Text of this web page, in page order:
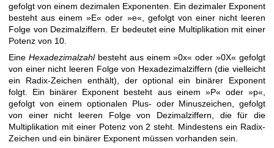
gefolgt von einem dezimalen Exponenten. Ein dezimaler Exponent
besteht aus einem »E« oder »e«, gefolgt von einer nicht leeren
Folge von Dezimalziffern. Er bedeutet eine Multiplikation mit einer
Potenz von 10.
Eine Hexadezimalzahlbesteht aus einem »0x« oder »0X« gefolgt
von einer nicht leeren Folge von Hexadezimalziffern (die vielleicht
ein Radix-Zeichen enthält), der optional ein binärer Exponent
folgt. Ein binärer Exponent besteht aus einem »P« oder »p«,
gefolgt von einem optionalen Plus- oder Minuszeichen, gefolgt
von einer nicht leeren Folge von Dezimalziffern, die für die
Multiplikation mit einer Potenz von 2 steht. Mindestens ein Radix-
Zeichen und ein binärer Exponent müssen vorhanden sein.